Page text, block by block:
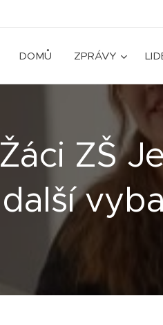
DOMŮ ZPRÁVY
Žáci ZŠ
další